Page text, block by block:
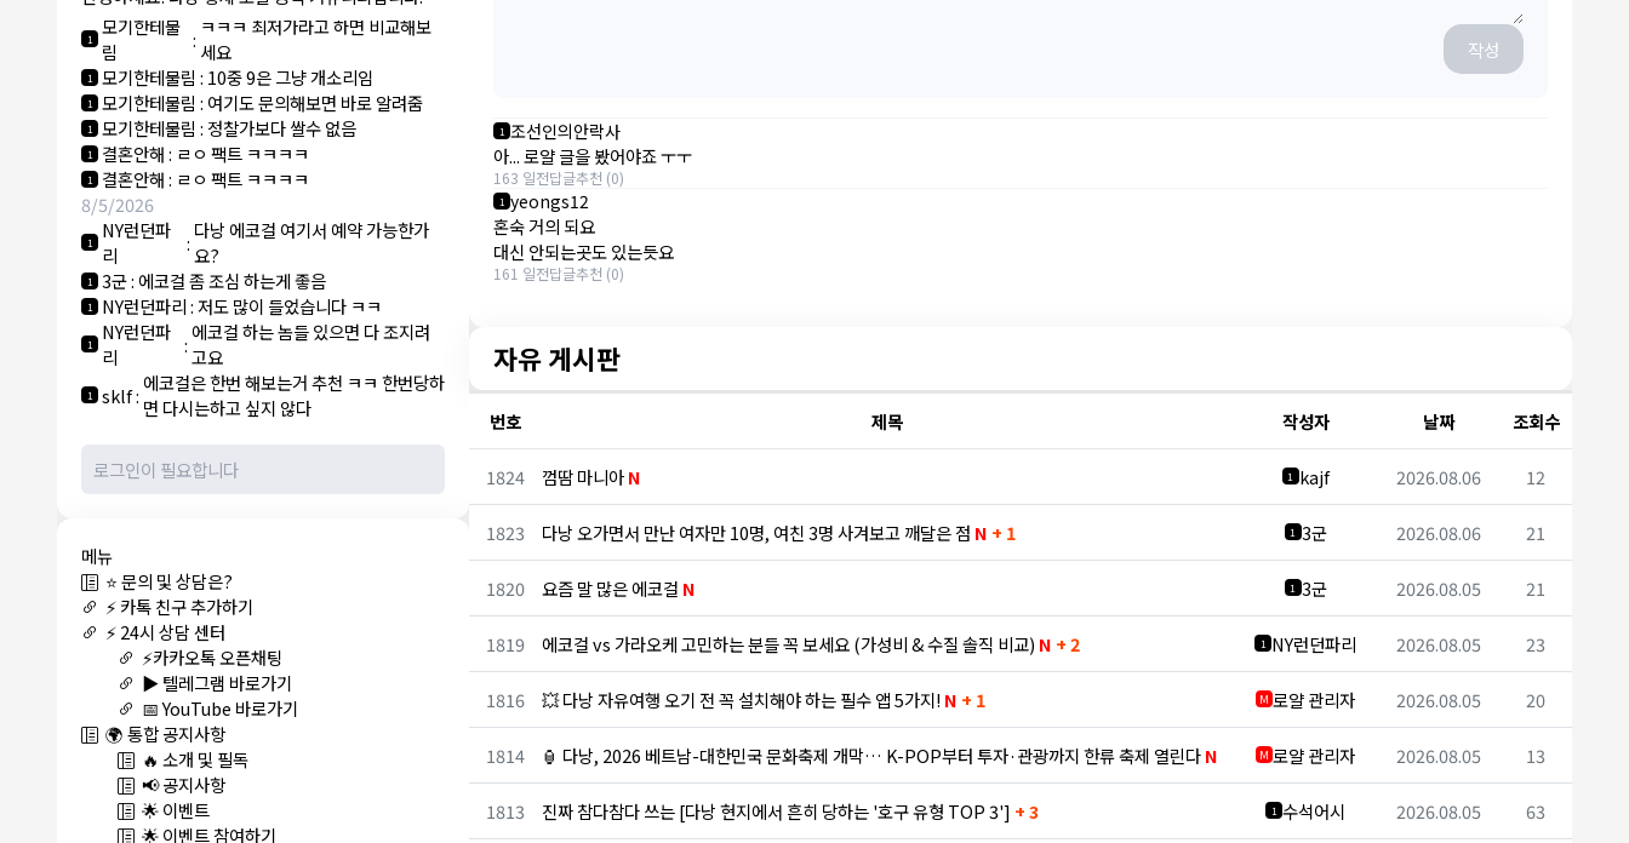
1
모기한테물
림
: ㅋㅋㅋ 최저가라고 하면 비교해보
세요
1 모기한테물림 : 10중 9은 그냥 개소리임
1 모기한테물림 : 여기도 문의해보면 바로 알려줌
1 모기한테물림 : 정찰가보다 쌀수 없음
1 결혼안해: ㄹㅇ 팩트 ㅋㅋㅋㅋ
1 결혼안해: ㄹㅇ 팩트 ㅋㅋㅋㅋ
8/5/2026
1
NY런던파
리
: 다낭 에코걸 여기서 예약 가능한가
요?
1 3군: 에코걸 좀 조심 하는게 좋음
1 NY런던파리:저도 많이 들었습니다 ㅋㅋ
1
NY런던파
리
: 에코걸 하는 놈들 있으면 다 조지려
고요
1 sklf: 에코걸은 한번 해보는거 추천 ㅋㅋ 한번당하
면 다시는하고 싶지 않다
메뉴
⭐ 문의 및 상담은?
⚡ 카톡 친구 추가하기
⚡ 24시 상담 센터
⚡카카오톡 오픈채팅
▶️ 텔레그램 바로가기
📅 YouTube 바로가기
🌍 통합 공지사항
🔥 소개 및 필독
📢 공지사항
🌟 이벤트
🌟 이벤트 참여하기
작성
1 조선인의안락사
아... 로얄 글을 봤어야죠 ㅜㅜ
163 일전답글추천 (0)
1 yeongs12
혼숙 거의 되요
대신 안되는곳도 있는듯요
161 일전답글추천 (0)
자유 게시판
번호 제목 작성자 날짜 조회수
1824 껌땀 마니아N 1 kajf 2026.08.06 12
1823 다낭 오가면서 만난 여자만 10명, 여친 3명 사겨보고 깨달은 점 N + 1 1 3군 2026.08.06 21
1820 요즘 말 많은 에코걸 N 1 3군 2026.08.05 21
1819 에코걸 vs 가라오케 고민하는 분들 꼭 보세요 (가성비 & 수질 솔직 비교) N + 2 1 NY런던파리 2026.08.05 23
1816 💥 다낭 자유여행 오기 전 꼭 설치해야 하는 필수 앱 5가지! N + 1 M 로얄 관리자 2026.08.05 20
1814 🏮 다낭, 2026 베트남-대한민국 문화축제 개막… K-POP부터 투자·관광까지 한류 축제 열린다N M 로얄 관리자 2026.08.05 13
1813 진짜 참다참다 쓰는 [다낭 현지에서 흔히 당하는 '호구 유형 TOP 3'] + 3 1 수석어시 2026.08.05 63